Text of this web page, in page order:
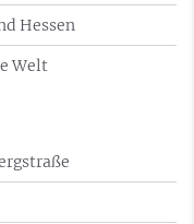
Hessen
Welt